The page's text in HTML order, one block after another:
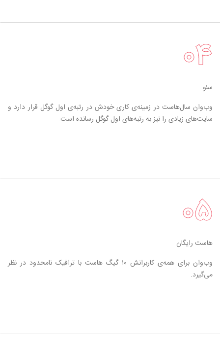
۰۴
سئو
وب‌وان سال‌هاست در زمینه‌ی کاری خودش در رتبه‌ی اول گوگل قرار دارد و
سایت‌های زیادی را نیز به رتبه‌های اول گوگل رسانده است.
۰۵
هاست رایگان
وب‌وان برای همه‌ی کاربرانش ۱۰ گیگ هاست با ترافیک نامحدود در نظر
می‌گیرد.